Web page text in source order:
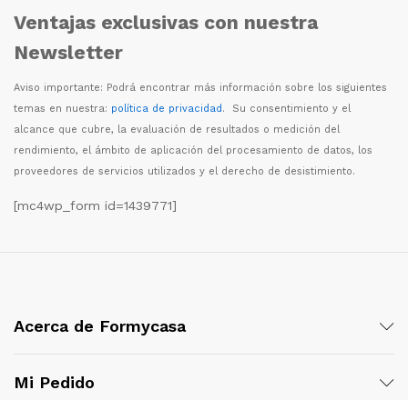
Ventajas exclusivas con nuestra
Newsletter
Aviso importante: Podrá encontrar más información sobre los siguientes
temas en nuestra: política de privacidad. Su consentimiento y el
alcance que cubre, la evaluación de resultados o medición del
rendimiento, el ámbito de aplicación del procesamiento de datos, los
proveedores de servicios utilizados y el derecho de desistimiento.
[mc4wp_form id=1439771]
Acerca de Formycasa
Mi Pedido